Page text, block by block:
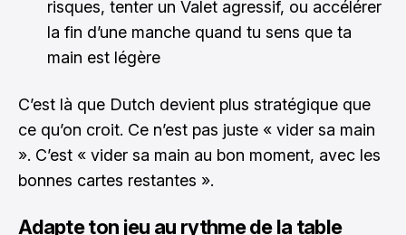
risques, tenter un Valet agressif, ou accélérer
la fin d’une manche quand tu sens que ta
main est légère
C’est là que Dutch devient plus stratégique que
ce qu’on croit. Ce n’est pas juste « vider sa main
». C’est « vider sa main au bon moment, avec les
bonnes cartes restantes ».
Adapte ton jeu au rythme de la table